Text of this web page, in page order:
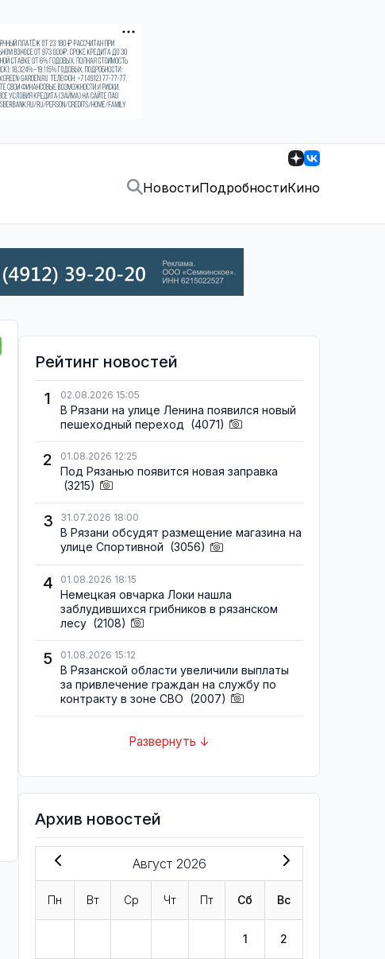
НовостиПодробностиКино
Рейтинг новостей
1
02.08.2026 15:05
В Рязани на улице Ленина появился новый
пешеходный переход (4071)
2 01.08.2026 12:25
Под Рязанью появится новая заправка
(3215)
3 31.07.2026 18:00
В Рязани обсудят размещение магазина на
улице Спортивной (3056)
4 01.08.2026 18:15
Немецкая овчарка Локи нашла
заблудившихся грибников в рязанском
лесу (2108)
5 01.08.2026 15:12
В Рязанской области увеличили выплаты
за привлечение граждан на службу по
контракту в зоне СВО (2007)
Развернуть ↓
Архив новостей
Август 2026
Пн Вт Ср Чт Пт Сб Вс
1 2